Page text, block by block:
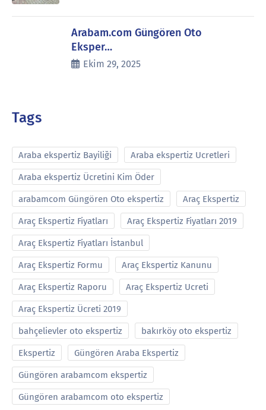
Arabam.com Güngören Oto
Eksper…
Ekim 29, 2025
Tags
Araba ekspertiz Bayiliği Araba ekspertiz Ucretleri
Araba ekspertiz Ücretini Kim Öder
arabamcom Güngören Oto ekspertiz Araç Ekspertiz
Araç Ekspertiz Fiyatları Araç Ekspertiz Fiyatları 2019
Araç Ekspertiz Fiyatları İstanbul
Araç Ekspertiz Formu Araç Ekspertiz Kanunu
Araç Ekspertiz Raporu Araç Ekspertiz Ucreti
Araç Ekspertiz Ücreti 2019
bahçelievler oto ekspertiz bakırköy oto ekspertiz
Ekspertiz Güngören Araba Ekspertiz
Güngören arabamcom ekspertiz
Güngören arabamcom oto ekspertiz